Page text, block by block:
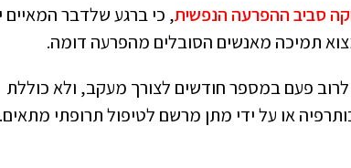
סביב ההפרעה הנפשית, כי ברגע שלדבר המאיים
תמיכה מאנשים הסובלים מהפרעה דומה.
פעם במספר חודשים לצורך מעקב, ולא כוללת
או על ידי מתן מרשם לטיפול תרופתי מתאים.